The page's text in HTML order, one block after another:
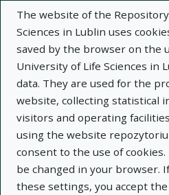
The website of the
Sciences in Lublin uses
saved by the browser on the
University of Life Sciences in
data. They are used for the
website, collecting statistical
visitors and operating
using the website
consent to the use of
be changed in your browser.
these settings, you accept
Description
Author:
U. Kosior-
R. Bobowiec
M. Wójcik
Title:
reprodukcyjnych